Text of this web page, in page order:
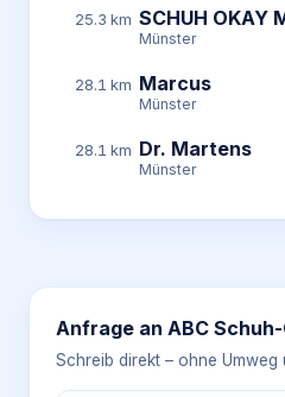
25.3 km SCHUH OKAY
Münster
28.1 km Marcus
Münster
28.1 km Dr. Martens
Münster
Anfrage an ABC
Schreib direkt – ohne Umweg